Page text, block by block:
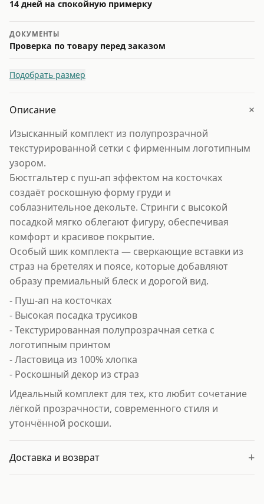
14 дней на спокойную примерку
ДОКУМЕНТЫ
Проверка по товару перед заказом
Подобрать размер
Описание +
Изысканный комплект из полупрозрачной
текстурированной сетки с фирменным логотипным
узором.
Бюстгальтер с пуш-ап эффектом на косточках
создаёт роскошную форму груди и
соблазнительное декольте. Стринги с высокой
посадкой мягко облегают фигуру, обеспечивая
комфорт и красивое покрытие.
Особый шик комплекта — сверкающие вставки из
страз на бретелях и поясе, которые добавляют
образу премиальный блеск и дорогой вид.
- Пуш-ап на косточках
- Высокая посадка трусиков
- Текстурированная полупрозрачная сетка с
логотипным принтом
- Ластовица из 100% хлопка
- Роскошный декор из страз
Идеальный комплект для тех, кто любит сочетание
лёгкой прозрачности, современного стиля и
утончённой роскоши.
Доставка и возврат +